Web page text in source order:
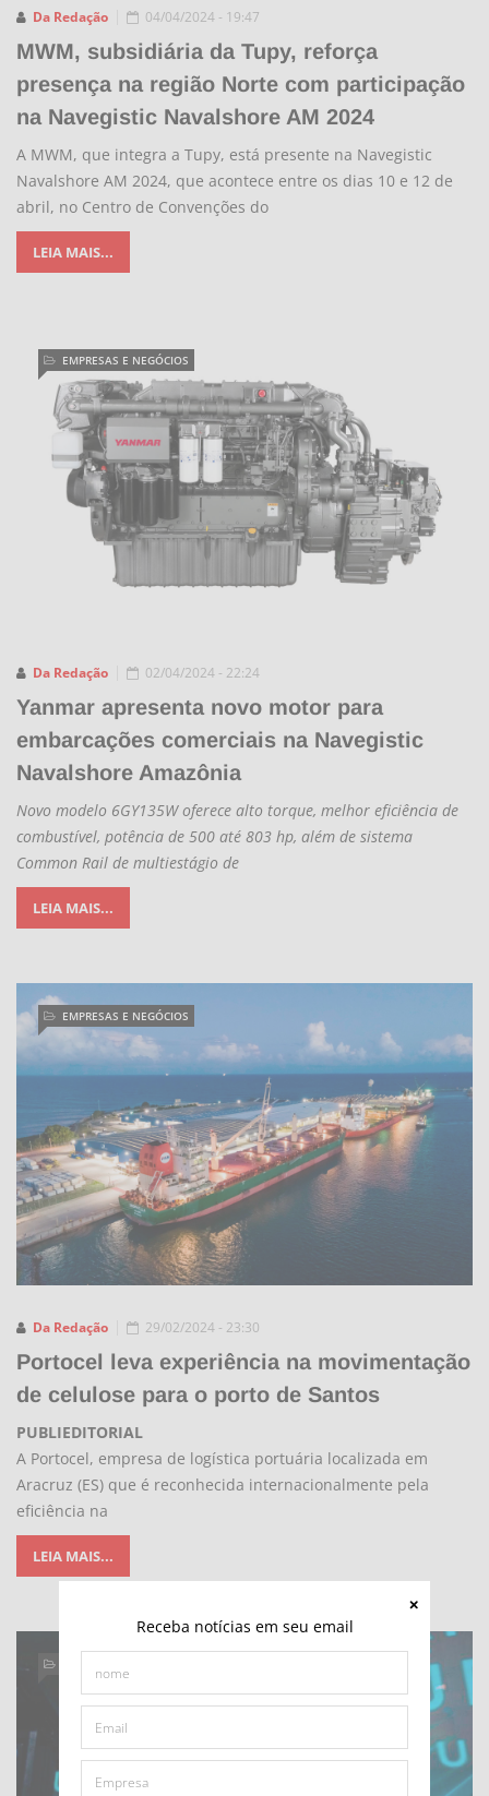
Receba notícias em seu email
Da Redação 04/04/2024 - 19:47
MWM, subsidiária da Tupy, reforça
presença na região Norte com participação
na Navegistic Navalshore AM 2024
A MWM, que integra a Tupy, está presente na Navegistic
Navalshore AM 2024, que acontece entre os dias 10 e 12 de
abril, no Centro de Convenções do
LEIA MAIS...
Da Redação
EMPRESAS E NEGÓCIOS
02/04/2024 - 22:24
Yanmar apresenta novo motor para
embarcações comerciais na Navegistic
Navalshore Amazônia
Novo modelo 6GY135W oferece alto torque, melhor eficiência de
combustível, potência de 500 até 803 hp, além de sistema
Common Rail de multiestágio de
LEIA MAIS...
Da Redação
EMPRESAS E NEGÓCIOS
29/02/2024 - 23:30
Portocel leva experiência na movimentação
de celulose para o porto de Santos
PUBLIEDITORIAL
A Portocel, empresa de logística portuária localizada em
Aracruz (ES) que é reconhecida internacionalmente pela
eficiência na
LEIA MAIS...